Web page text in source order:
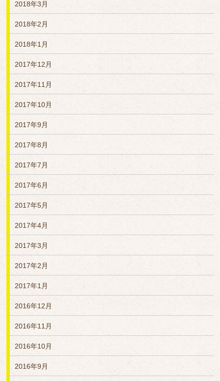
2018年3月
2018年2月
2018年1月
2017年12月
2017年11月
2017年10月
2017年9月
2017年8月
2017年7月
2017年6月
2017年5月
2017年4月
2017年3月
2017年2月
2017年1月
2016年12月
2016年11月
2016年10月
2016年9月